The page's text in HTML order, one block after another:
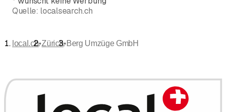
Quelle: localsearch.ch
local.ch•Zürich•Berg Umzüge GmbH